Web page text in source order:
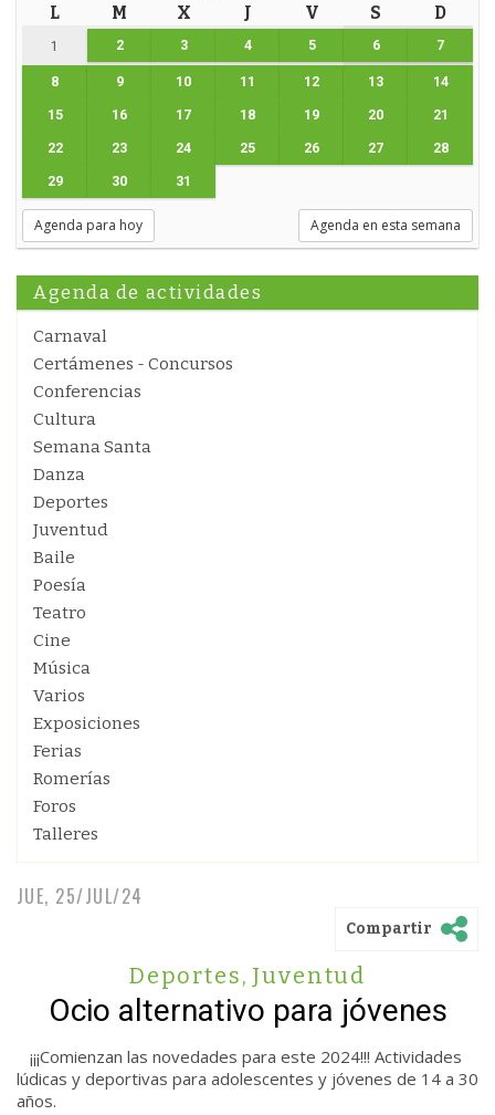
L M X J V S D
1 2 3 4 5 6 7
8 9 10 11 12 13 14
15 16 17 18 19 20 21
22 23 24 25 26 27 28
29 30 31
Agenda para hoy Agenda en esta semana
Agenda de actividades
Carnaval
Certámenes - Concursos
Conferencias
Cultura
Semana Santa
Danza
Deportes
Juventud
Baile
Poesía
Teatro
Cine
Música
Varios
Exposiciones
Ferias
Romerías
Foros
Talleres
JUE, 25/JUL/24
Compartir
Deportes, Juventud
Ocio alternativo para jóvenes
¡¡¡Comienzan las novedades para este 2024!!! Actividades
lúdicas y deportivas para adolescentes y jóvenes de 14 a 30
años.